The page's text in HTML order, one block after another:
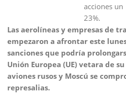
acciones un
23%.
Las aerolíneas y empresas de
empezaron a afrontar este
sanciones que podría
Unión Europea (UE) vetara de
aviones rusos y Moscú se
represalias.